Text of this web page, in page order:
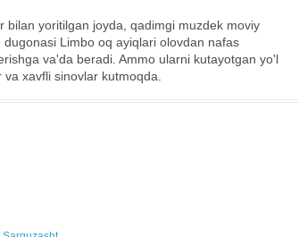
yoritilgan joyda, qadimgi muzdek moviy
Limbo oq ayiqlari olovdan nafas
va'da beradi. Ammo ularni kutayotgan yo'l
xavfli sinovlar kutmoqda.